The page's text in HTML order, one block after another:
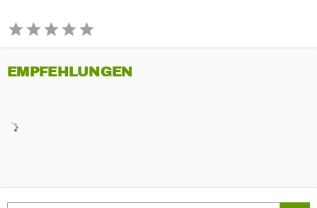
EMPFEHLUNGEN